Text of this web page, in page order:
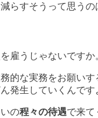
らすそうって思う
雇うじゃないですか
的な実務をお願い
発生していく んです
の程々の待遇で来て